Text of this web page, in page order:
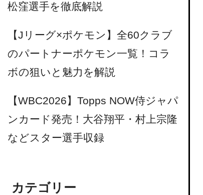
松窪選手を徹底解説
【Jリーグ×ポケモン】全60クラブ
のパートナーポケモン一覧！コラ
ボの狙いと魅力を解説
【WBC2026】Topps NOW侍ジャパ
ンカード発売！大谷翔平・村上宗隆
などスター選手収録
カテゴリー